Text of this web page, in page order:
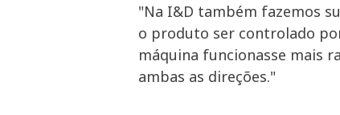
"Na I&D também fazemos
o produto ser controlado
máquina funcionasse mais
ambas as direções."